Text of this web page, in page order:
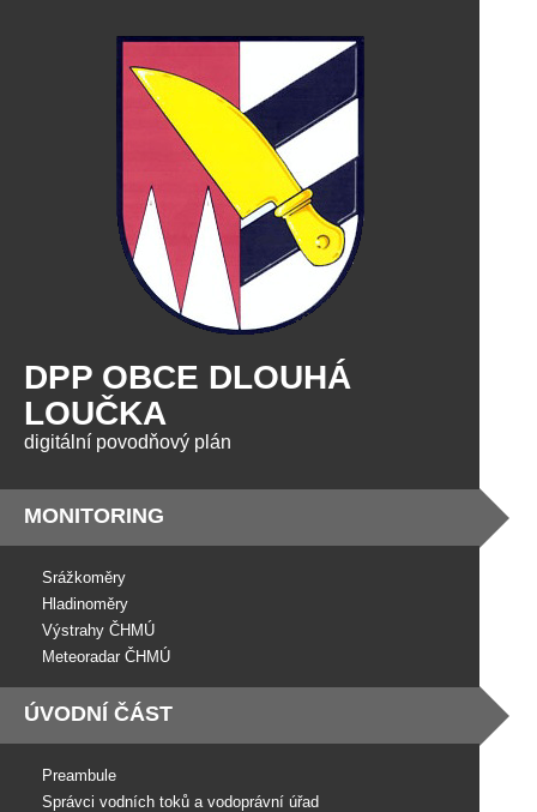
DPP OBCE DLOUHÁ
LOUČKA
digitální povodňový plán
MONITORING
Srážkoměry
Hladinoměry
Výstrahy ČHMÚ
Meteoradar ČHMÚ
ÚVODNÍ ČÁST
Preambule
Správci vodních toků a vodoprávní úřad